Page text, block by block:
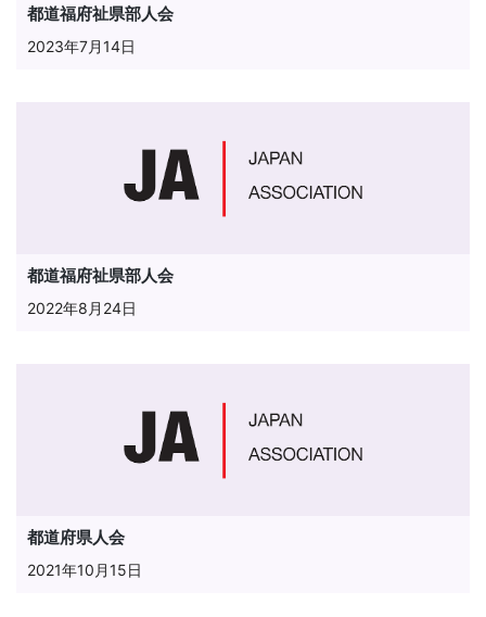
都道福府祉県部人会
2023年7月14日
都道福府祉県部人会
2022年8月24日
都道府県人会
2021年10月15日